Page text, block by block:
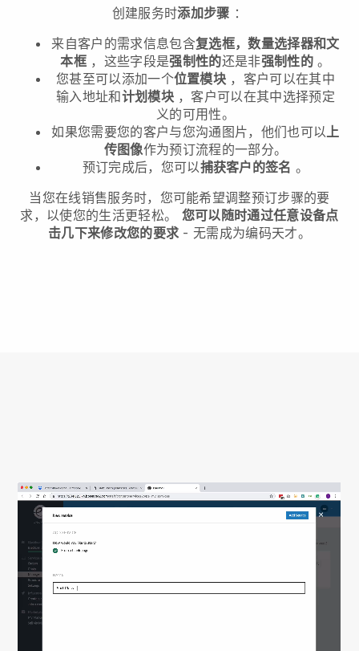
创建服务时添加步骤 ：
来自客户的需求信息包含复选框，数量选择器和文
本框 ，这些字段是强制性的还是非强制性的。
您甚至可以添加一个位置模块 ，客户可以在其中
输入地址和计划模块，客户可以在其中选择预定
义的可用性。
如果您需要您的客户与您沟通图片，他们也可以 上
传图像作为预订流程的一部分。
预订完成后，您可以捕获客户的签名 。
当您在线销售服务时，您可能希望调整预订步骤的要
求，以使您的生活更轻松。 您可以随时通过任意设备点
击几下来修改您的要求 - 无需成为编码天才。